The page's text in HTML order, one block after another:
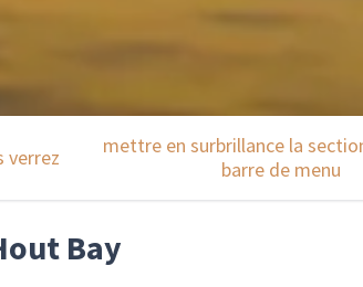
verrez
mettre en surbrillance la
barre de menu
Bay